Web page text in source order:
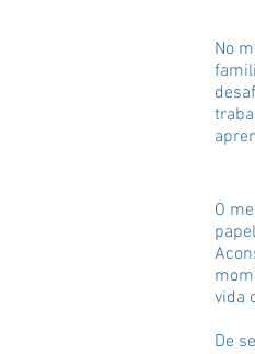
No
O
vida
De